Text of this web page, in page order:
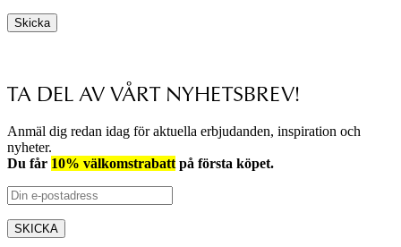
Skicka
TA DEL AV VÅRT NYHETSBREV!
Anmäl dig redan idag för aktuella erbjudanden, inspiration och
nyheter.
Du får 10% välkomstrabatt på första köpet.